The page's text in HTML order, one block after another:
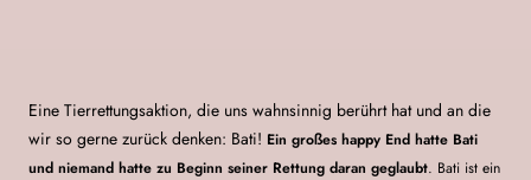
Eine Tierrettungsaktion, die uns wahnsinnig berührt hat und an die
wir so gerne zurück denken: Bati! Ein großes happy End hatte Bati
und niemand hatte zu Beginn seiner Rettung daran geglaubt. Bati ist ein